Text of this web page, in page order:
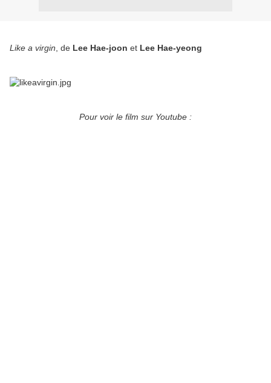
Like a virgin , de Lee Hae-joon et Lee Hae-yeong
Pour voir le film sur Youtube :